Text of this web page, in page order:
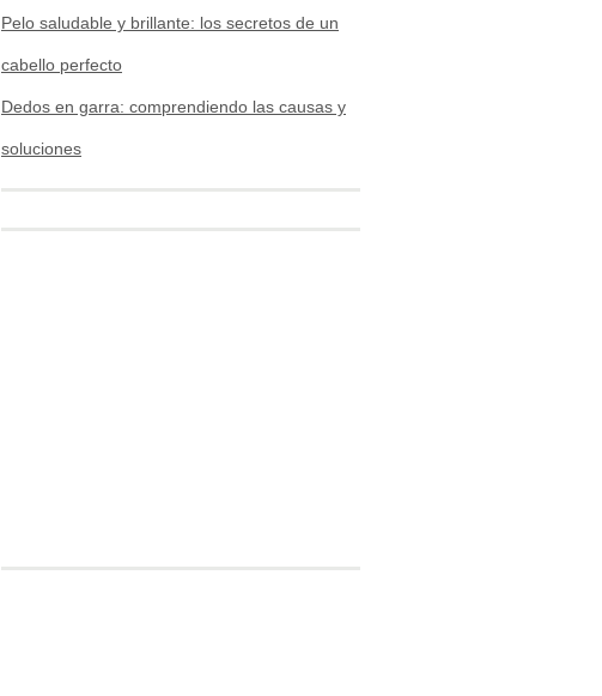
Pelo saludable y brillante: los secretos de un
cabello perfecto
Dedos en garra: comprendiendo las causas y
soluciones